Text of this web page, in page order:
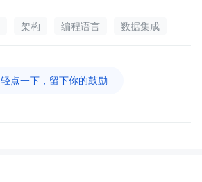
架构 编程语言 数据集成
轻点一下，留下你的鼓励